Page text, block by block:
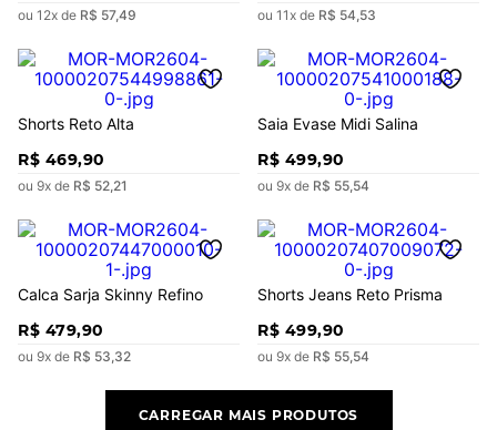
ou 12x de R$ 57,49 ou 11x de R$ 54,53
Shorts Reto Alta
R$ 469,90
ou 9x de R$ 52,21
Saia Evase Midi Salina
R$ 499,90
ou 9x de R$ 55,54
Calca Sarja Skinny Refino
R$ 479,90
ou 9x de R$ 53,32
Shorts Jeans Reto Prisma
R$ 499,90
ou 9x de R$ 55,54